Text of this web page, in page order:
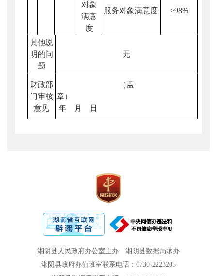
对象
满意
度
服务对象满意度 ≥98%
其他说
明的问
题
无
财政部
门审核
意见
（盖
章）
年 月 日
湘阴县人民政府办公室主办
湘阴县数据局承办
湘阴县政府办值班室联系电话：0730-2223205